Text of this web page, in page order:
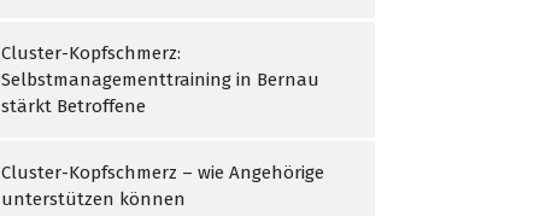
Cluster-Kopfschmerz:
Selbstmanagementtraining in Bernau
stärkt Betroffene
Cluster-Kopfschmerz – wie Angehörige
unterstützen können